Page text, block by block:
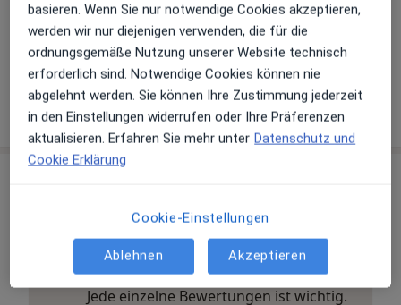
Dres. Stefan Heidl und Christian Daubenspeck
Tecklenburger Str. 30, 48565 Steinfurt
Versicherungen
Gesetzlich versichert
Privat versichert
17 Bewertungen
Jede einzelne Bewertungen ist wichtig.
basieren. Wenn Sie nur notwendige Cookies akzeptieren,
werden wir nur diejenigen verwenden, die für die
ordnungsgemäße Nutzung unserer Website technisch
erforderlich sind. Notwendige Cookies können nie
abgelehnt werden. Sie können Ihre Zustimmung jederzeit
in den Einstellungen widerrufen oder Ihre Präferenzen
aktualisieren. Erfahren Sie mehr unter Datenschutz und
Cookie Erklärung
Cookie-Einstellungen
Ablehnen Akzeptieren